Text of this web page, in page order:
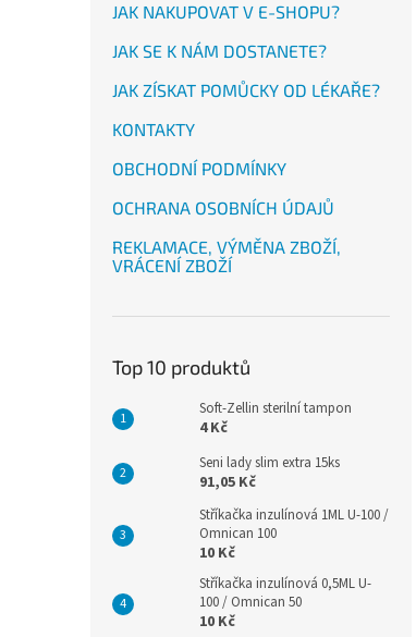
JAK NAKUPOVAT V E-SHOPU?
JAK SE K NÁM DOSTANETE?
JAK ZÍSKAT POMŮCKY OD LÉKAŘE?
KONTAKTY
OBCHODNÍ PODMÍNKY
OCHRANA OSOBNÍCH ÚDAJŮ
REKLAMACE, VÝMĚNA ZBOŽÍ,
VRÁCENÍ ZBOŽÍ
Top 10 produktů
Soft-Zellin sterilní tampon
4 Kč
Seni lady slim extra 15ks
91,05 Kč
Stříkačka inzulínová 1ML U-100 /
Omnican 100
10 Kč
Stříkačka inzulínová 0,5ML U-
100 / Omnican 50
10 Kč